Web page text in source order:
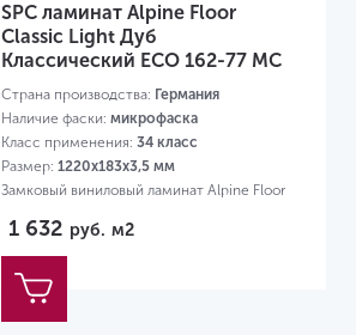
SPC ламинат Alpine Floor
Classic Light Дуб
Классический ECO 162-77 MC
Страна производства: Германия
Наличие фаски: микрофаска
Класс применения: 34 класс
Размер: 1220х183х3,5 мм
Замковый виниловый ламинат Alpine Floor
1 632 руб. м2